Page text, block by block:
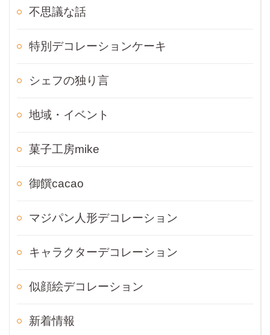
不思議な話
特別デコレーションケーキ
シェフの独り言
地域・イベント
菓子工房mike
御饌cacao
マジパン人形デコレーション
キャラクターデコレーション
似顔絵デコレーション
新着情報